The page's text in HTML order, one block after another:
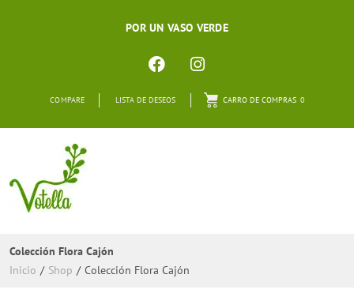
POR UN VASO VERDE
COMPARE LISTA DE DESEOS CARRO DE COMPRAS 0
Colección Flora Cajón
Inicio / Shop / Colección Flora Cajón